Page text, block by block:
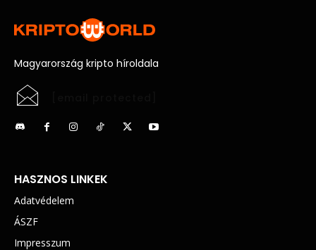
Magyarország kripto híroldala
HASZNOS LINKEK
Adatvédelem
ÁSZF
Impresszum